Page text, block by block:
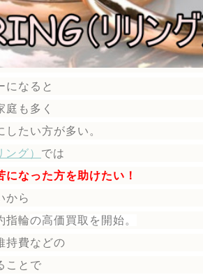
になると
庭も多く
したい方が多い。
グ） では
になった方を助けたい！
から
指輪の高価買取を開始。
持費などの
ことで